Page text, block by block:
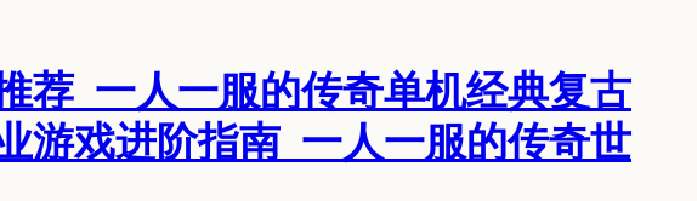
荐_一人一服的传奇单机经典复古
游戏进阶指南_一人一服的传奇世